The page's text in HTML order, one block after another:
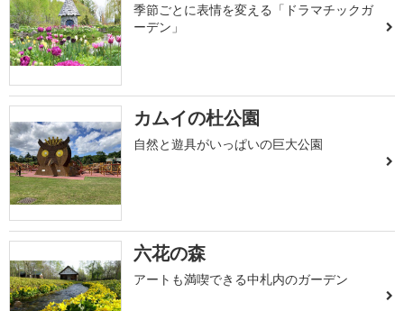
季節ごとに表情を変える「ドラマチックガ
ーデン」
カムイの杜公園
自然と遊具がいっぱいの巨大公園
六花の森
アートも満喫できる中札内のガーデン